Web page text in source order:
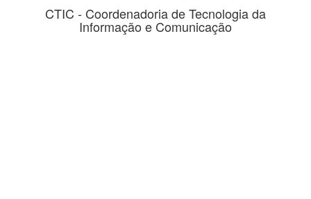
CTIC - Coordenadoria de Tecnologia da
Informação e Comunicação